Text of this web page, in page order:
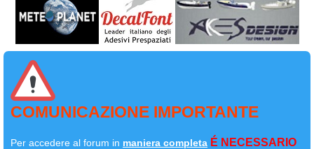
COMUNICAZIONE IMPORTANTE
Per accedere al forum in maniera completa É NECESSARIO